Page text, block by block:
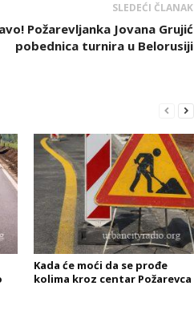
SLEDEĆI ČLANAK
Požarevljanka Jovana Grujić
pobednica turnira u Belorusiji
Kada će moći da se prođe
kolima kroz centar Požarevca